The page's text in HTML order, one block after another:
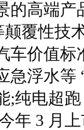
的高端产
颠覆性技
车价值标
急浮水等
;纯电超
年 3 月